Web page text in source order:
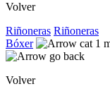
Volver
Riñoneras Riñoneras
Bóxer
Volver